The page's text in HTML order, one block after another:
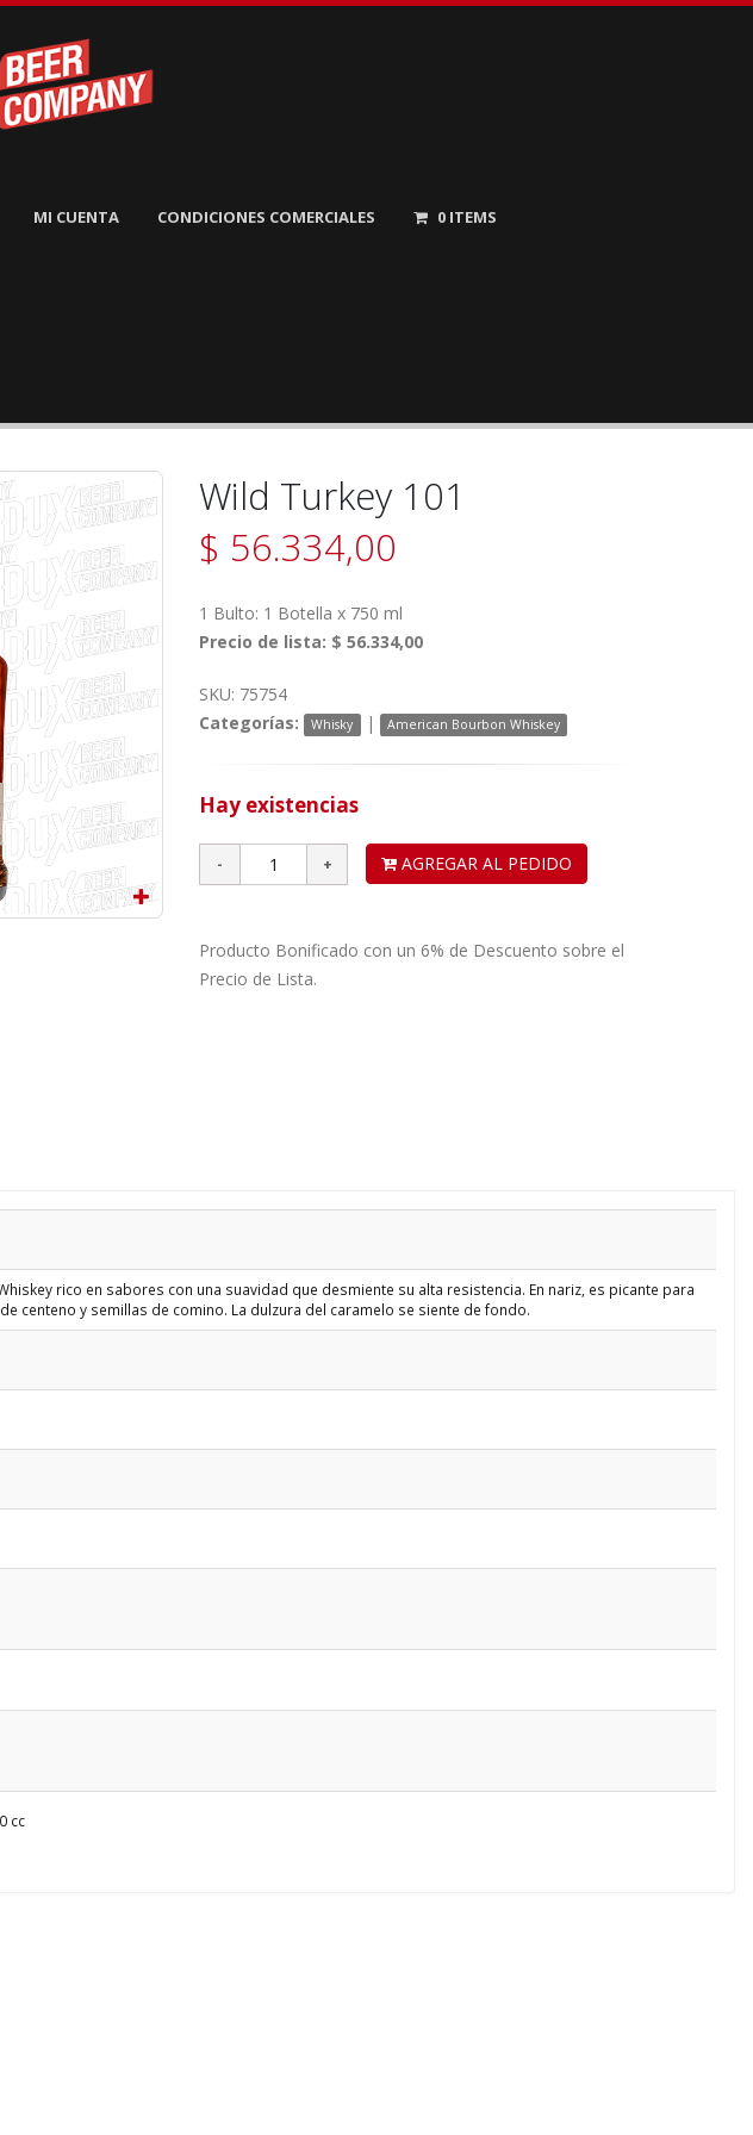
MI CUENTA CONDICIONES COMERCIALES 0ITEMS
Wild Turkey 101
$ 56.334,00
1 Bulto: 1 Botella x 750 ml
Precio de lista: $ 56.334,00
SKU: 75754
Categorías: Whisky | American Bourbon Whiskey
Hay existencias
AGREGAR AL PEDIDO
Producto Bonificado con un 6% de Descuento sobre el
Precio de Lista.
rico en sabores con una suavidad que desmiente su alta resistencia. En nariz, es picante para
centeno y semillas de comino. La dulzura del caramelo se siente de fondo.
cc